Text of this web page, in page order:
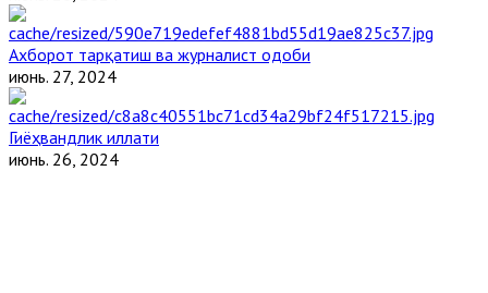
Ахборот тарқатиш ва журналист одоби
июнь. 27, 2024
Гиёҳвандлик иллати
июнь. 26, 2024